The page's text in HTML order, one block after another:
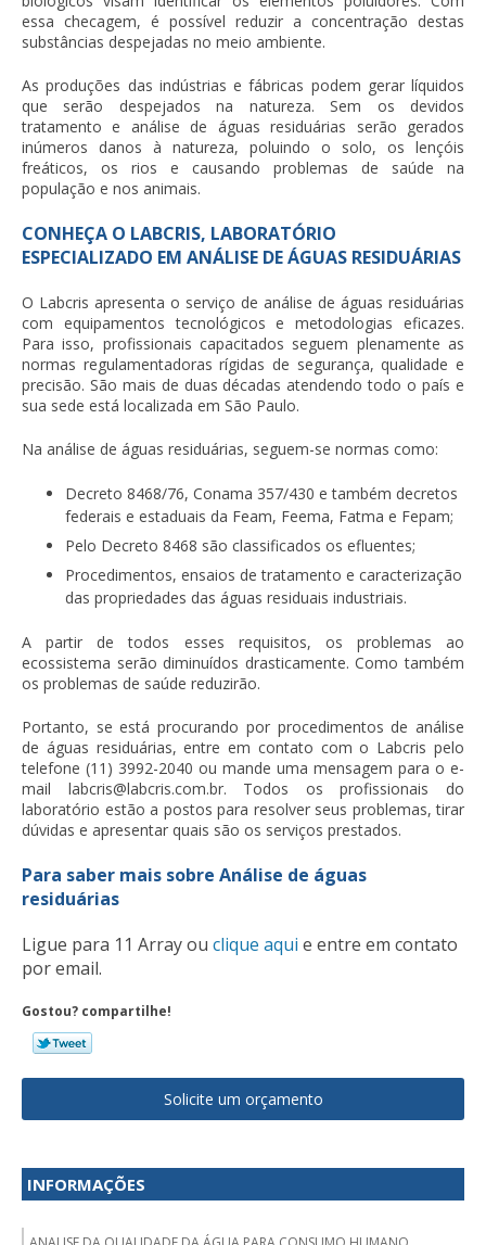
essa checagem, é possível reduzir a concentração destas
substâncias despejadas no meio ambiente.
As produções das indústrias e fábricas podem gerar líquidos
que serão despejados na natureza. Sem os devidos
tratamento e análise de águas residuárias serão gerados
inúmeros danos à natureza, poluindo o solo, os lençóis
freáticos, os rios e causando problemas de saúde na
população e nos animais.
CONHEÇA O LABCRIS, LABORATÓRIO
ESPECIALIZADO EM ANÁLISE DE ÁGUAS RESIDUÁRIAS
O Labcris apresenta o serviço de análise de águas residuárias
com equipamentos tecnológicos e metodologias eficazes.
Para isso, profissionais capacitados seguem plenamente as
normas regulamentadoras rígidas de segurança, qualidade e
precisão. São mais de duas décadas atendendo todo o país e
sua sede está localizada em São Paulo.
Na análise de águas residuárias, seguem-se normas como:
Decreto 8468/76, Conama 357/430 e também decretos
federais e estaduais da Feam, Feema, Fatma e Fepam;
Pelo Decreto 8468 são classificados os efluentes;
Procedimentos, ensaios de tratamento e caracterização
das propriedades das águas residuais industriais.
A partir de todos esses requisitos, os problemas ao
ecossistema serão diminuídos drasticamente. Como também
os problemas de saúde reduzirão.
Portanto, se está procurando por procedimentos de análise
de águas residuárias, entre em contato com o Labcris pelo
telefone (11) 3992-2040 ou mande uma mensagem para o e-
mail labcris@labcris.com.br. Todos os profissionais do
laboratório estão a postos para resolver seus problemas, tirar
dúvidas e apresentar quais são os serviços prestados.
Para saber mais sobre Análise de águas
residuárias
Ligue para 11 Arrayou clique aqui e entre em contato
por email.
Gostou? compartilhe!
Solicite um orçamento
INFORMAÇÕES